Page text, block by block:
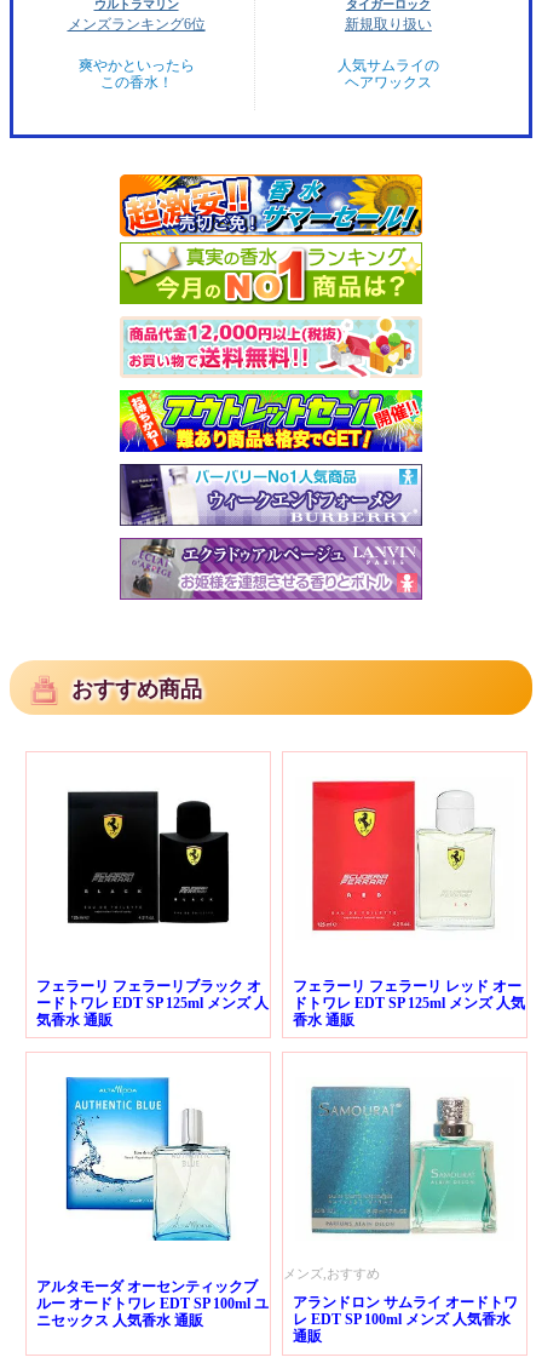
ウルトラマリン
メンズランキング6位
爽やかといったら
この香水！
タイガーロック
新規取り扱い
人気サムライの
ヘアワックス
おすすめ商品
フェラーリ フェラーリブラック オ
ードトワレ EDT SP 125ml メンズ 人
気香水 通販
フェラーリ フェラーリ レッド オー
ドトワレ EDT SP 125ml メンズ 人気
香水 通販
アルタモーダ オーセンティックブ
ルー オードトワレ EDT SP 100ml ユ
ニセックス 人気香水 通販
メンズ,おすすめ
アランドロン サムライ オードトワ
レ EDT SP 100ml メンズ 人気香水
通販